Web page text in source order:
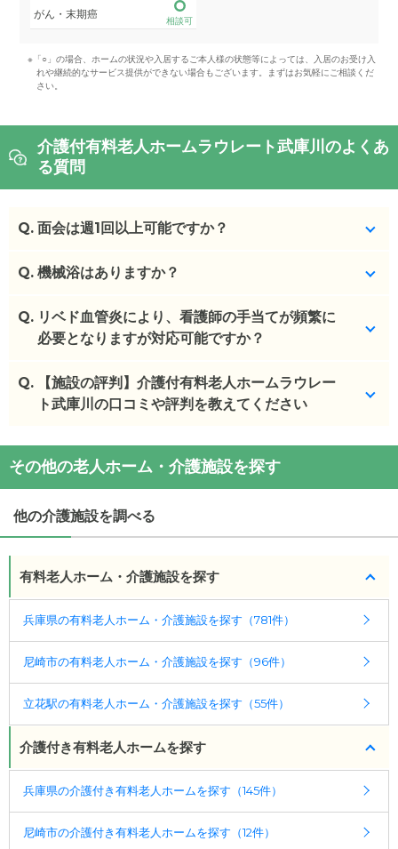
がん・末期癌
相談可
※「○」の場合、ホームの状況や入居するご本人様の状態等によっては、入居のお受け入
れや継続的なサービス提供ができない場合もございます。まずはお気軽にご相談くだ
さい。
介護付有料老人ホームラウレート武庫川のよくあ
る質問
Q. 面会は週1回以上可能ですか？
面会の回数に制限はありません。ただしお風呂の時
わってきます。
水曜の午後は面会いただけません。
(回答者: 施設担当者,回答日: 2024/03/06)
Q. 機械浴はありますか？
はい、可能です。
Q. リベド血管炎により、看護師の手当てが頻繁に
必要となりますが対応可能ですか？
看護師さんに聞いてみる必要があります。
Q.
【施設の評判】介護付有料老人ホームラウレー
ト武庫川の口コミや評判を教えてください
介護付有料老人ホームラウレート武庫川を見学した
方の口コミを確認できます。
介護付有料老人ホームラウレート武庫川
・最寄り駅から徒歩10分と交通の便がよく、周りの
・ＴＶをほとんど見ないのにTV料金NHK視聴代と
施設の雰囲気
介護付有料老人ホームラウレート武庫川のページで
は、1枚の施設写真を見ることができます。
・経験豊富な入居相談員が完全無料で施設探しをサ
ポート
受付時間：10：00～19：00
・全国10000件の介護施設情報を掲載
その他の老人ホーム・介護施設を探す
他の介護施設を調べる
有料老人ホーム・介護施設を探す
兵庫県の有料老人ホーム・介護施設を探す（781件）
尼崎市の有料老人ホーム・介護施設を探す（96件）
立花駅の有料老人ホーム・介護施設を探す（55件）
介護付き有料老人ホームを探す
兵庫県の介護付き有料老人ホームを探す（145件）
尼崎市の介護付き有料老人ホームを探す（12件）